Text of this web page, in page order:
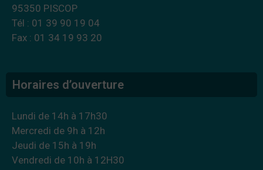
95350 PISCOP
Tél : 01 39 90 19 04
Fax : 01 34 19 93 20
Horaires d’ouverture
Lundi de 14h à 17h30
Mercredi de 9h à 12h
Jeudi de 15h à 19h
Vendredi de 10h à 12H30